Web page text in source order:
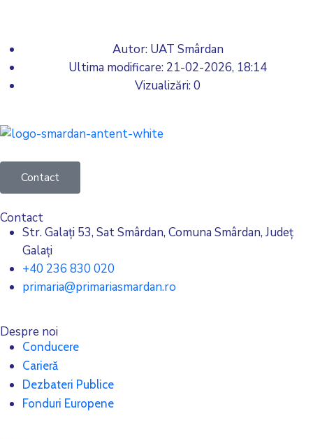
Autor: UAT Smârdan
Ultima modificare: 21-02-2026, 18:14
Vizualizări: 0
Contact
Contact
Str. Galați 53, Sat Smârdan, Comuna Smârdan, Județ
Galați
+40 236 830 020
primaria@primariasmardan.ro
Despre noi
Conducere
Carieră
Dezbateri Publice
Fonduri Europene